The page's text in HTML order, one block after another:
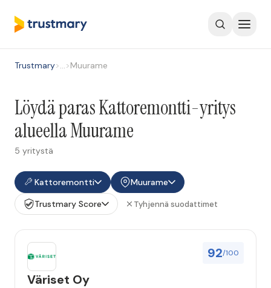
Trustmary>…>Muurame
Löydä paras Kattoremontti-yritys
alueella Muurame
5 yritystä
Kattoremontti
Muurame
Trustmary Score
Tyhjennä suodattimet
92/100
Väriset Oy